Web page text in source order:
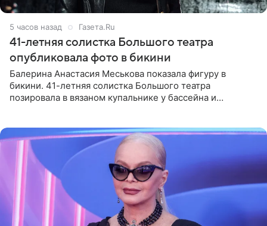
5 часов назад Газета.Ru
41-летняя солистка Большого театра
опубликовала фото в бикини
Балерина Анастасия Меськова показала фигуру в
бикини. 41-летняя солистка Большого театра
позировала в вязаном купальнике у бассейна и